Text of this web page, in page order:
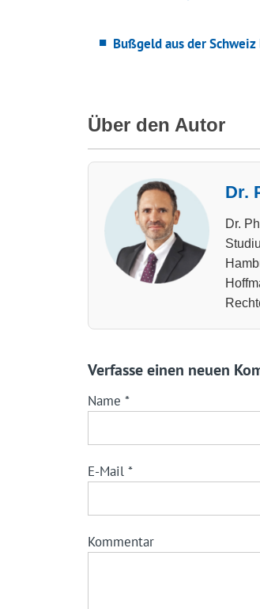
Bußgeld aus der
Über den Autor
Dr.
Dr.
Verfasse einen neuen
Name *
E-Mail *
Kommentar